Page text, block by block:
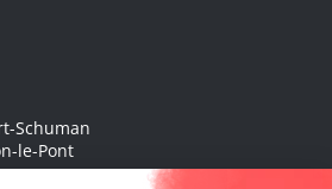
Schuman
le-Pont